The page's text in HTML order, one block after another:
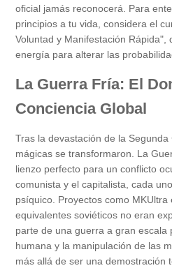
oficial jamás reconocerá. Para
principios a tu vida, considera el
Voluntad y Manifestación Rápida",
energía para alterar las
La Guerra Fría: El
Conciencia Global
Tras la devastación de la
mágicas se transformaron. La
lienzo perfecto para un conflicto
comunista y el capitalista, cada
psíquico. Proyectos como
equivalentes soviéticos no eran
parte de una guerra a gran escala
humana y la manipulación de las
más allá de ser una demostración